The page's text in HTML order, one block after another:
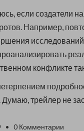
если создатели
Например,
конфликте
трейлер не
• 0 Комментарии